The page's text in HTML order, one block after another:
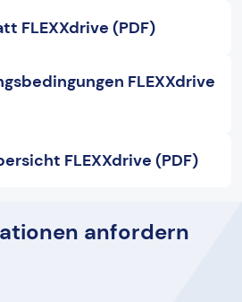
FLEXXdrive (PDF)
FLEXXdrive
FLEXXdrive (PDF)
anfordern